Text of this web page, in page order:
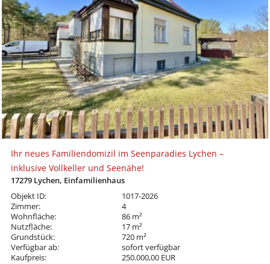
Ihr neues Familiendomizil im Seenparadies Lychen –
inklusive Vollkeller und Seenähe!
17279 Lychen, Einfamilienhaus
Objekt ID:
1017-2026
Zimmer:
4
Wohnfläche:
86 m²
Nutzfläche:
17 m²
Grundstück:
720 m²
Verfügbar ab:
sofort verfügbar
Kaufpreis:
250.000,00 EUR